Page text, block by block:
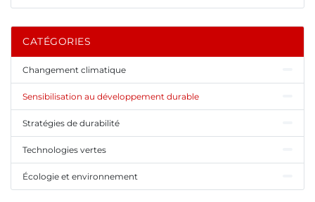
CATÉGORIES
Changement climatique
Sensibilisation au développement durable
Stratégies de durabilité
Technologies vertes
Écologie et environnement